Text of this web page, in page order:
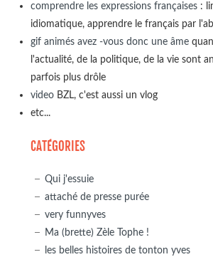
comprendre les expressions françaises:
idiomatique, apprendre le français par
gif animés avez -vous donc une âme
l'actualité, de la politique, de la vie sont
parfois plus drôle
videoBZL, c'est aussi un vlog
etc...
CATÉGORIES
Qui j'essuie
attaché de presse purée
very funnyves
Ma (brette) Zèle Tophe !
les belles histoires de tonton yves